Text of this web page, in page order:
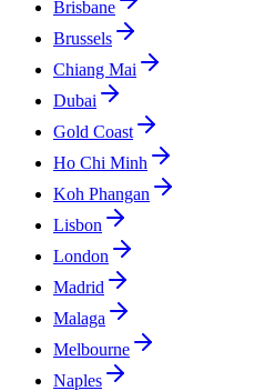
Brisbane
Brussels
Chiang Mai
Dubai
Gold Coast
Ho Chi Minh
Koh Phangan
Lisbon
London
Madrid
Malaga
Melbourne
Naples